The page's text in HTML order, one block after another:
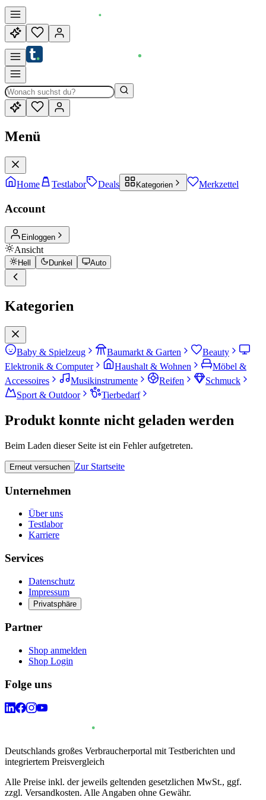
Menü
Home Testlabor Deals Kategorien Merkzettel
Account
Einloggen
Ansicht
Hell Dunkel Auto
Kategorien
Baby & Spielzeug Baumarkt & Garten
Beauty
Elektronik & Computer
Haushalt & Wohnen
Möbel &
Accessoires
Musikinstrumente Reifen
Schmuck
Sport & Outdoor
Tierbedarf
Produkt konnte nicht geladen werden
Beim Laden dieser Seite ist ein Fehler aufgetreten.
Erneut versuchen Zur Startseite
Unternehmen
Über uns
Testlabor
Karriere
Services
Datenschutz
Impressum
Privatsphäre
Partner
Shop anmelden
Shop Login
Folge uns
Deutschlands großes Verbraucherportal mit Testberichten und
integriertem Preisvergleich
Alle Preise inkl. der jeweils geltenden gesetzlichen MwSt., ggf.
zzgl. Versandkosten. Alle Angaben ohne Gewähr.